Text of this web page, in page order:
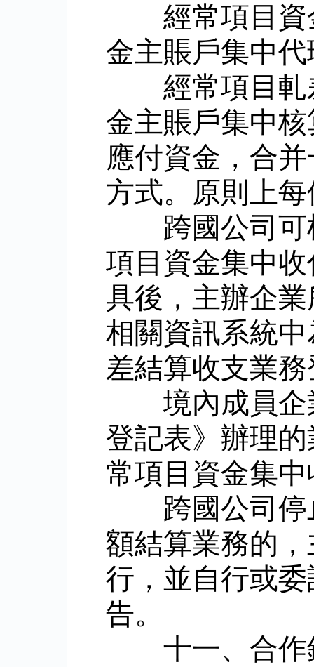
經常項目
金主賬戶集中
經常項目
金主賬戶集中
應付資金，合
方式。原則上
跨國公司
項目資金集中
具後，主辦企
相關資訊系統
差結算收支業
境內成員
登記表》辦理
常項目資金集
跨國公司
額結算業務的
行，並自行或
告。
十一、合